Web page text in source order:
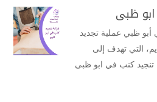
ظبى
ظبي عملية تجديد
التي تهدف إلى
تنجيد كنب في ابو ظبى